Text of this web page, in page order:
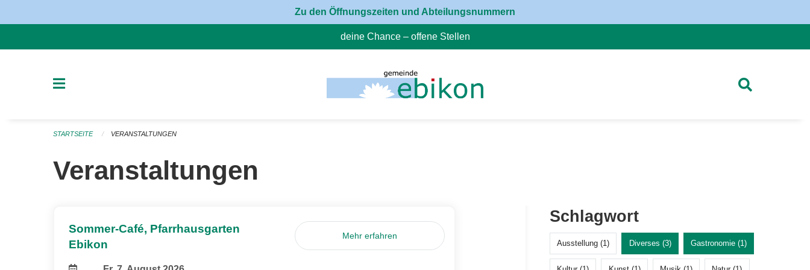
Zu den Öffnungszeiten und Abteilungsnummern
deine Chance – offene Stellen
STARTSEITE VERANSTALTUNGEN
Veranstaltungen
Sommer-Café, Pfarrhausgarten
Ebikon
Mehr erfahren
Schlagwort
Ausstellung (1) Diverses (3) Gastronomie (1)